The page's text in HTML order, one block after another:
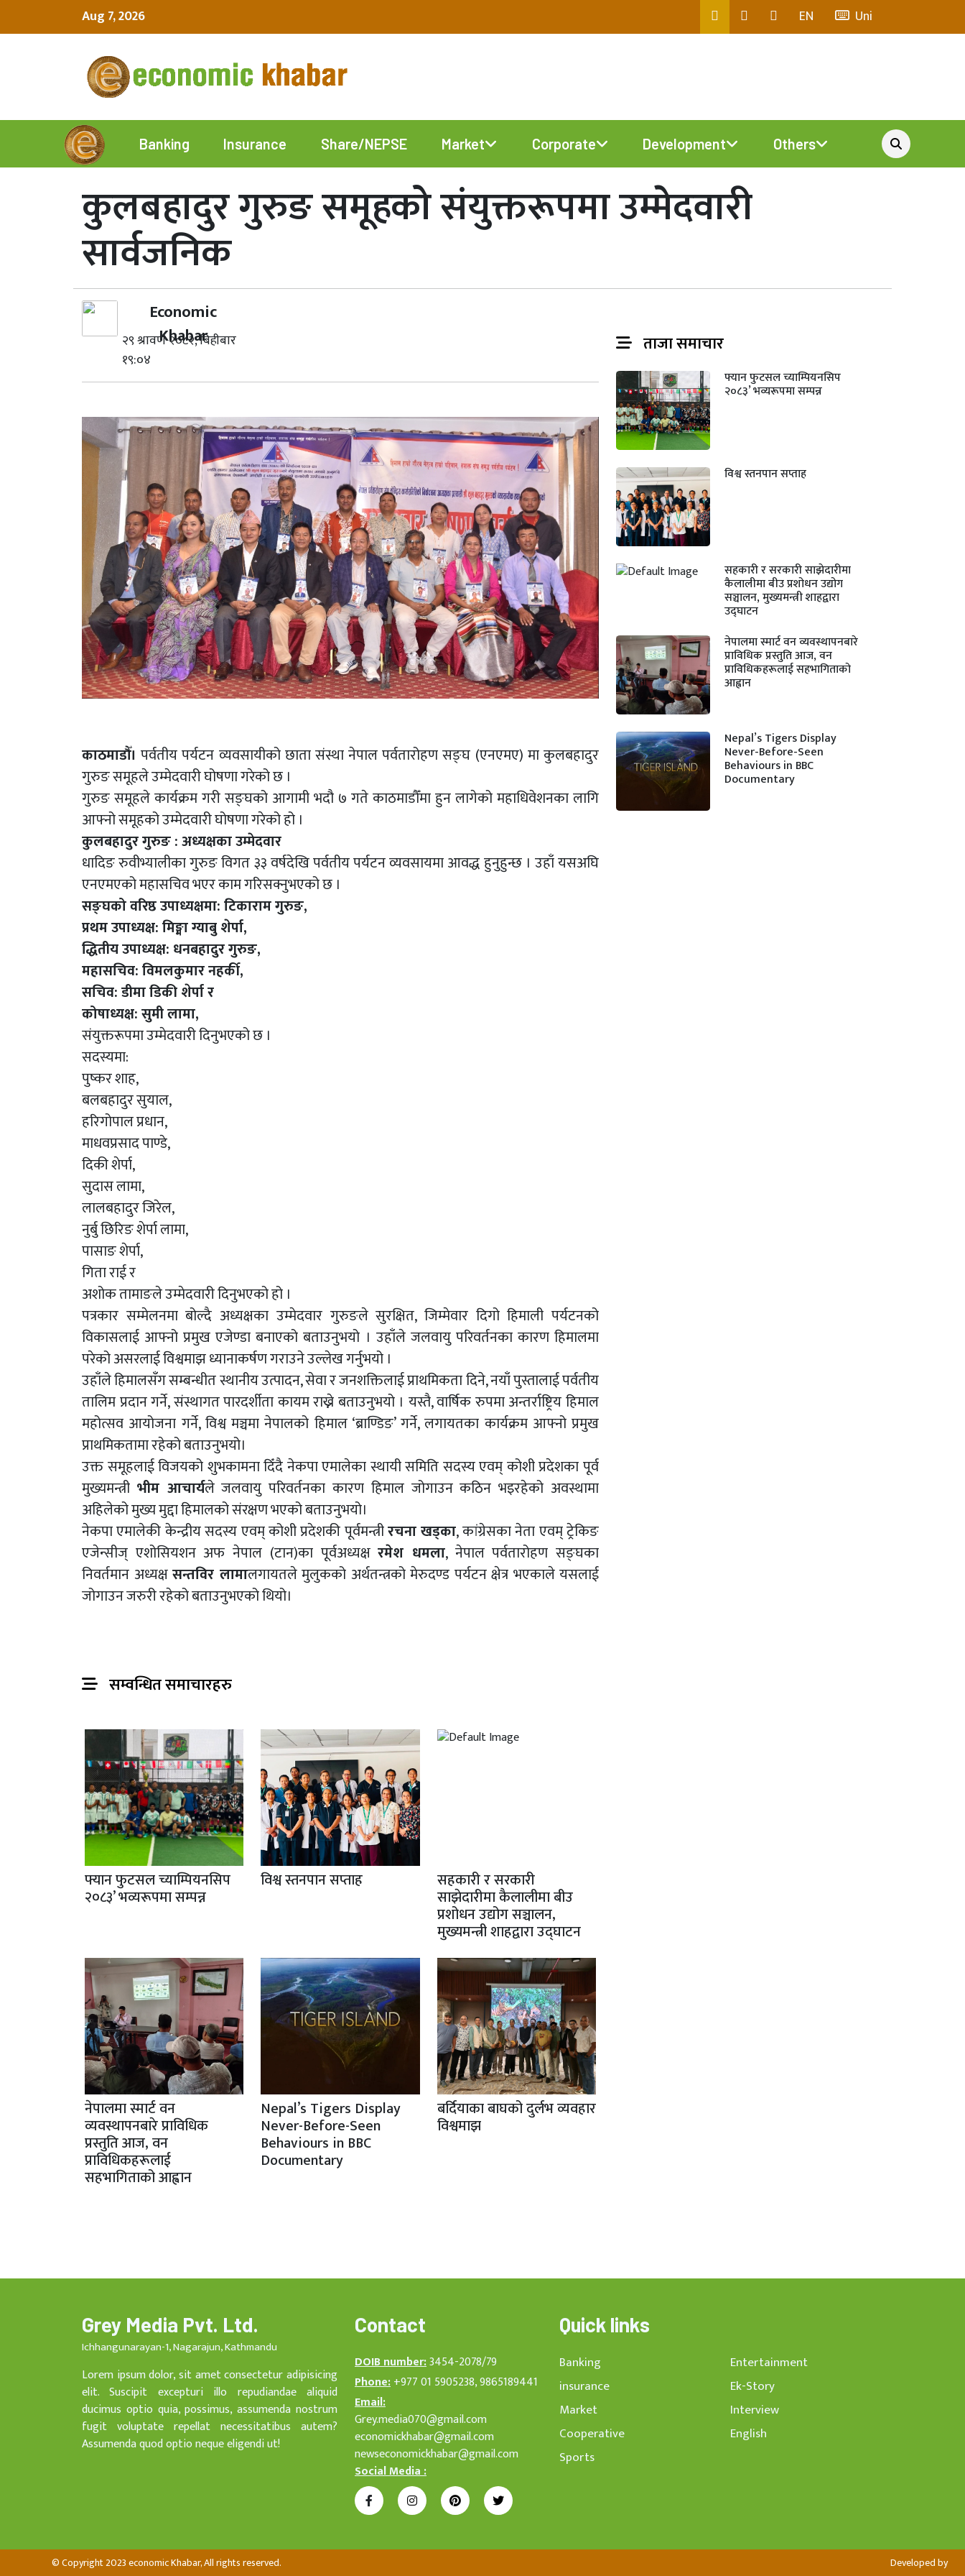
Aug 7, 2026 EN Uni
Banking Insurance Share/NEPSE Market Corporate Development Others
कुलबहादुर गुरुङ समूहको संयुक्तरूपमा उम्मेदवारी
सार्वजनिक
Economic
Khabar
२९ श्रावण २०८२, बिहीबार
१९:०४
काठमाडौँ। पर्वतीय पर्यटन व्यवसायीको छाता संस्था नेपाल पर्वतारोहण सङ्घ (एनएमए) मा कुलबहादुर
गुरुङ समूहले उम्मेदवारी घोषणा गरेको छ ।
गुरुङ समूहले कार्यक्रम गरी सङ्घको आगामी भदौ ७ गते काठमाडौँमा हुन लागेको महाधिवेशनका लागि
आफ्नो समूहको उम्मेदवारी घोषणा गरेको हो ।
कुलबहादुर गुरुङ : अध्यक्षका उम्मेदवार
धादिङ रुवीभ्यालीका गुरुङ विगत ३३ वर्षदेखि पर्वतीय पर्यटन व्यवसायमा आवद्ध हुनुहुन्छ । उहाँ यसअघि
एनएमएको महासचिव भएर काम गरिसक्नुभएको छ ।
सङ्घको वरिष्ठ उपाध्यक्षमा: टिकाराम गुरुङ,
प्रथम उपाध्यक्ष: मिङ्मा ग्याबु शेर्पा,
द्धितीय उपाध्यक्ष: धनबहादुर गुरुङ,
महासचिव: विमलकुमार नहर्की,
सचिव: डीमा डिकी शेर्पा र
कोषाध्यक्ष: सुमी लामा,
संयुक्तरूपमा उम्मेदवारी दिनुभएको छ ।
सदस्यमा:
पुष्कर शाह,
बलबहादुर सुयाल,
हरिगोपाल प्रधान,
माधवप्रसाद पाण्डे,
दिकी शेर्पा,
सुदास लामा,
लालबहादुर जिरेल,
नुर्बु छिरिङ शेर्पा लामा,
पासाङ शेर्पा,
गिता राई र
अशोक तामाङले उम्मेदवारी दिनुभएको हो ।
पत्रकार सम्मेलनमा बोल्दै अध्यक्षका उम्मेदवार गुरुङले सुरक्षित, जिम्मेवार दिगो हिमाली पर्यटनको
विकासलाई आफ्नो प्रमुख एजेण्डा बनाएको बताउनुभयो । उहाँले जलवायु परिवर्तनका कारण हिमालमा
परेको असरलाई विश्वमाझ ध्यानाकर्षण गराउने उल्लेख गर्नुभयो ।
उहाँले हिमालसँग सम्बन्धीत स्थानीय उत्पादन, सेवा र जनशक्तिलाई प्राथमिकता दिने, नयाँ पुस्तालाई पर्वतीय
तालिम प्रदान गर्ने, संस्थागत पारदर्शीता कायम राख्ने बताउनुभयो । यस्तै, वार्षिक रुपमा अन्तर्राष्ट्रिय हिमाल
महोत्सव आयोजना गर्ने, विश्व मञ्चमा नेपालको हिमाल ‘ब्राण्डिङ’ गर्ने, लगायतका कार्यक्रम आफ्नो प्रमुख
प्राथमिकतामा रहेको बताउनुभयो।
उक्त समूहलाई विजयको शुभकामना दिँदै नेकपा एमालेका स्थायी समिति सदस्य एवम् कोशी प्रदेशका पूर्व
मुख्यमन्त्री भीम आचार्यले जलवायु परिवर्तनका कारण हिमाल जोगाउन कठिन भइरहेको अवस्थामा
अहिलेको मुख्य मुद्दा हिमालको संरक्षण भएको बताउनुभयो।
नेकपा एमालेकी केन्द्रीय सदस्य एवम् कोशी प्रदेशकी पूर्वमन्त्रीरचना खड्का, कांग्रेसका नेता एवम् ट्रेकिङ
एजेन्सीज् एशोसियशन अफ नेपाल (टान)का पूर्वअध्यक्षरमेश धमला, नेपाल पर्वतारोहण सङ्घका
निवर्तमान अध्यक्षसन्तविर लामालगायतले मुलुकको अर्थतन्त्रको मेरुदण्ड पर्यटन क्षेत्र भएकाले यसलाई
जोगाउन जरुरी रहेको बताउनुभएको थियो।
सम्वन्धित समाचारहरु
फ्यान फुटसल च्याम्पियनसिप
२०८३’ भव्यरूपमा सम्पन्न
विश्व स्तनपान सप्ताह सहकारी र सरकारी
साझेदारीमा कैलालीमा बीउ
प्रशोधन उद्योग सञ्चालन,
मुख्यमन्त्री शाहद्वारा उद्घाटन
नेपालमा स्मार्ट वन
व्यवस्थापनबारे प्राविधिक
प्रस्तुति आज, वन
प्राविधिकहरूलाई
सहभागिताको आह्वान
Nepal’s Tigers Display
Never-Before-Seen
Behaviours in BBC
Documentary
बर्दियाका बाघको दुर्लभ व्यवहार
विश्वमाझ
ताजा समाचार
फ्यान फुटसल च्याम्पियनसिप
२०८३’ भव्यरूपमा सम्पन्न
विश्व स्तनपान सप्ताह
सहकारी र सरकारी साझेदारीमा
कैलालीमा बीउ प्रशोधन उद्योग
सञ्चालन, मुख्यमन्त्री शाहद्वारा
उद्घाटन
नेपालमा स्मार्ट वन व्यवस्थापनबारे
प्राविधिक प्रस्तुति आज, वन
प्राविधिकहरूलाई सहभागिताको
आह्वान
Nepal’s Tigers Display
Never-Before-Seen
Behaviours in BBC
Documentary
Grey Media Pvt. Ltd.
Ichhangunarayan-1, Nagarajun, Kathmandu
Lorem ipsum dolor, sit amet consectetur adipisicing
elit. Suscipit excepturi illo repudiandae aliquid
ducimus optio quia, possimus, assumenda nostrum
fugit voluptate repellat necessitatibus autem?
Assumenda quod optio neque eligendi ut!
Contact
DOIB number:3454-2078/79
Phone:+977 01 5905238, 9865189441
Email:
Grey.media070@gmail.com
economickhabar@gmail.com
newseconomickhabar@gmail.com
Social Media :
Quick links
Banking
insurance
Market
Cooperative
Sports
Entertainment
Ek-Story
Interview
English
© Copyright 2023 economic Khabar, All rights reserved. Developed by